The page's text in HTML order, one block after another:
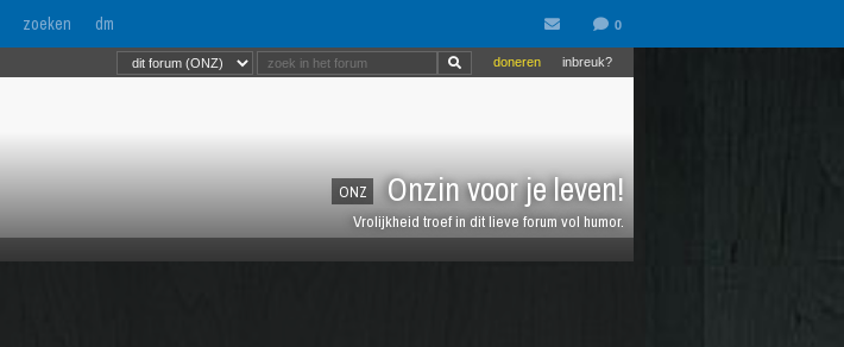
zoeken dm
ONZ Onzin voor je leven!
Vrolijkheid troef in dit lieve forum vol humor.
inbreuk?
doneren